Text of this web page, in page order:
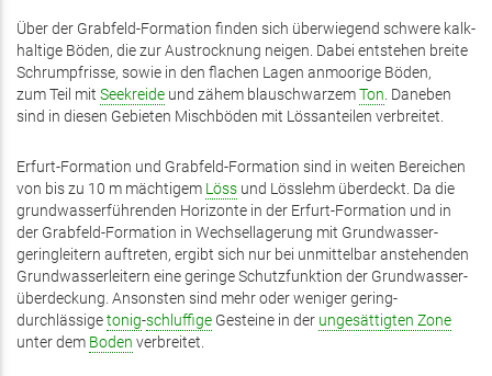
Über der Grabfeld-Formation finden sich überwiegend schwere kalk­
haltige Böden, die zur Aus­trocknung neigen. Dabei entstehen breite
Schrumpf­risse, sowie in den flachen Lagen an­moo­rige Böden,
zum Teil mit Seekreide und zähem blau­schwarzemTon. Da­neben
sind in diesen Gebieten Misch­böden mit Löss­anteilen verbreitet.
Erfurt-Formation und Grabfeld-Formation sind in weiten Bereichen
von bis zu 10 m mächtigem Löss und Löss­lehm überdeckt. Da die
grund­wasser­führenden Horizonte in der Erfurt-Formation und in
der Grabfeld-Formation in Wechsel­lagerung mit Grund­wasser­
gering­leitern auftreten, ergibt sich nur bei un­mittel­bar anstehenden
Grund­wasser­leitern eine geringe Schutz­funktion der Grund­wasser­
über­deckung. Ansonsten sind mehr oder weniger gering­
durchlässigetonig-schluffige Gesteine in der ungesättigten Zone
unter dem Boden verbreitet.